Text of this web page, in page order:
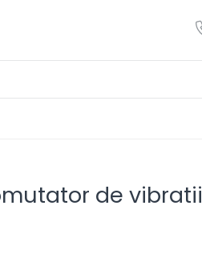
de vibratii